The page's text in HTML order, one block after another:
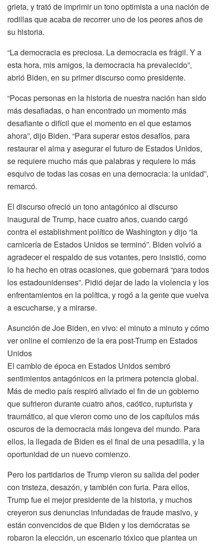
grieta, y trató de imprimir un tono optimista a una nación de
rodillas que acaba de recorrer uno de los peores años de
su historia.
“La democracia es preciosa. La democracia es frágil. Y a
esta hora, mis amigos, la democracia ha prevalecido”,
abrió Biden, en su primer discurso como presidente.
“Pocas personas en la historia de nuestra nación han sido
más desafiadas, o han encontrado un momento más
desafiante o difícil que el momento en el que estamos
ahora”, dijo Biden. “Para superar estos desafíos, para
restaurar el alma y asegurar el futuro de Estados Unidos,
se requiere mucho más que palabras y requiere lo más
esquivo de todas las cosas en una democracia: la unidad”,
remarcó.
El discurso ofreció un tono antagónico al discurso
inaugural de Trump, hace cuatro años, cuando cargó
contra el establishment político de Washington y dijo “la
carnicería de Estados Unidos se terminó”. Biden volvió a
agradecer el respaldo de sus votantes, pero insistió, como
lo ha hecho en otras ocasiones, que gobernará “para todos
los estadounidenses”. Pidió dejar de lado la violencia y los
enfrentamientos en la política, y rogó a la gente que vuelva
a escucharse, y a mirarse.
Asunción de Joe Biden, en vivo: el minuto a minuto y cómo
ver online el comienzo de la era post-Trump en Estados
Unidos
El cambio de época en Estados Unidos sembró
sentimientos antagónicos en la primera potencia global.
Más de medio país respiró aliviado el fin de un gobierno
que sufrieron durante cuatro años, caótico, rupturista y
traumático, al que vieron como uno de los capítulos más
oscuros de la democracia más longeva del mundo. Para
ellos, la llegada de Biden es el final de una pesadilla, y la
oportunidad de un nuevo comienzo.
Pero los partidarios de Trump vieron su salida del poder
con tristeza, desazón, y también con furia. Para ellos,
Trump fue el mejor presidente de la historia, y muchos
creyeron sus denuncias infundadas de fraude masivo, y
están convencidos de que Biden y los demócratas se
robaron la elección, un escenario tóxico que plantea un